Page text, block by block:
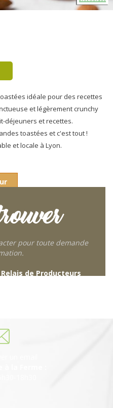
idéale pour des recettes
et légèrement crunchy
déjeuners et recettes.
toastées et c'est tout !
et locale à Lyon.
pour toute demande
Relais de Producteurs